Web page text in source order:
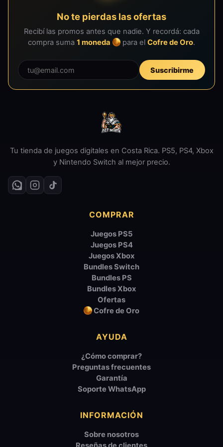
No te pierdas las ofertas
Recibí las promos antes que nadie. Y recordá: cada
compra suma 1 moneda para elCofre de Oro.
Suscribirme
Tu tienda de juegos digitales en Costa Rica. PS5, PS4, Xbox
y Nintendo Switch al mejor precio.
COMPRAR
Juegos PS5
Juegos PS4
Juegos Xbox
Bundles Switch
Bundles PS
Bundles Xbox
Ofertas
Cofre de Oro
AYUDA
¿Cómo comprar?
Preguntas frecuentes
Garantía
Soporte WhatsApp
INFORMACIÓN
Sobre nosotros